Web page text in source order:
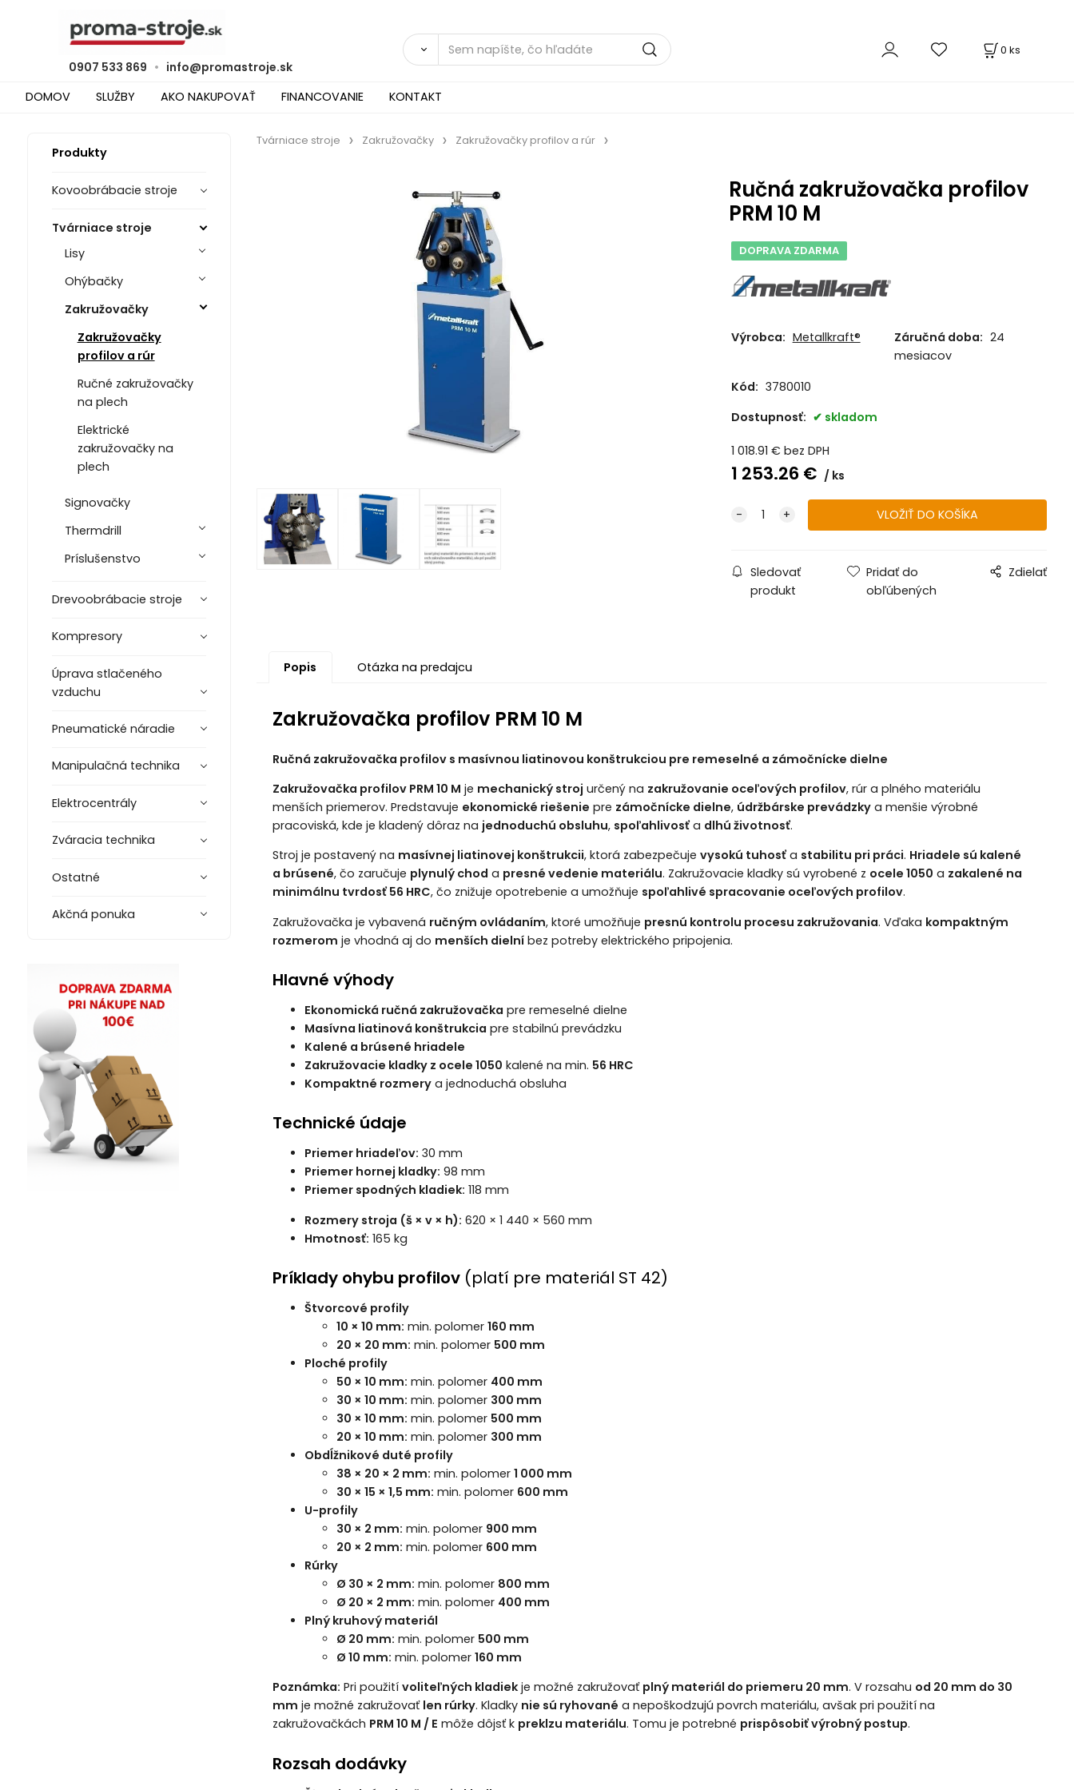
0907 533 869 • info@promastroje.sk
0 ks
DOMOV SLUŽBY AKO NAKUPOVAŤ FINANCOVANIE KONTAKT
Produkty
Kovoobrábacie stroje
Tvárniace stroje
Lisy
Ohýbačky
Zakružovačky
Zakružovačky
profilov a rúr
Ručné zakružovačky
na plech
Elektrické
zakružovačky na
plech
Signovačky
Thermdrill
Príslušenstvo
Drevoobrábacie stroje
Kompresory
Úprava stlačeného
vzduchu
Pneumatické náradie
Manipulačná technika
Elektrocentrály
Zváracia technika
Ostatné
Akčná ponuka
Tvárniace stroje Zakružovačky Zakružovačky profilov a rúr
Ručná zakružovačka profilov
PRM 10 M
DOPRAVA ZDARMA
Výrobca: Metallkraft® Záručná doba: 24
mesiacov
Kód: 3780010
Dostupnosť:
skladom
1 018.91 € bez DPH
1 253.26 € ks
Sledovať
produkt
Pridať do
obľúbených
Zdielať
Popis Otázka na predajcu
Zakružovačka profilov PRM 10 M
Ručná zakružovačka profilov s masívnou liatinovou konštrukciou pre remeselné a zámočnícke dielne
Zakružovačka profilov PRM 10 M je mechanický stroj určený na zakružovanie oceľových profilov, rúr a plného materiálu
menších priemerov. Predstavuje ekonomické riešenie pre zámočnícke dielne, údržbárske prevádzkya menšie výrobné
pracoviská, kde je kladený dôraz na jednoduchú obsluhu, spoľahlivosťa dlhú životnosť.
Stroj je postavený na masívnej liatinovej konštrukcii, ktorá zabezpečuje vysokú tuhosťa stabilitu pri práci. Hriadele sú kalené
a brúsené, čo zaručuje plynulý chod a presné vedenie materiálu. Zakružovacie kladky sú vyrobené z ocele 1050 a zakalené na
minimálnu tvrdosť 56 HRC, čo znižuje opotrebenie a umožňuje spoľahlivé spracovanie oceľových profilov.
Zakružovačka je vybavená ručným ovládaním, ktoré umožňuje presnú kontrolu procesu zakružovania. Vďaka kompaktným
rozmerom je vhodná aj do menších dielníbez potreby elektrického pripojenia.
Hlavné výhody
Ekonomická ručná zakružovačka pre remeselné dielne
Masívna liatinová konštrukcia pre stabilnú prevádzku
Kalené a brúsené hriadele
Zakružovacie kladky z ocele 1050 kalené na min. 56 HRC
Kompaktné rozmerya jednoduchá obsluha
Technické údaje
Priemer hriadeľov: 30 mm
Priemer hornej kladky: 98 mm
Priemer spodných kladiek: 118 mm
Rozmery stroja (š × v × h): 620 × 1 440 × 560 mm
Hmotnosť: 165 kg
Príklady ohybu profilov (platí pre materiál ST 42)
Štvorcové profily
10 × 10 mm: min. polomer 160 mm
20 × 20 mm: min. polomer 500 mm
Ploché profily
50 × 10 mm: min. polomer 400 mm
30 × 10 mm: min. polomer 300 mm
30 × 10 mm: min. polomer 500 mm
20 × 10 mm: min. polomer 300 mm
Obdĺžnikové duté profily
38 × 20 × 2 mm: min. polomer 1 000 mm
30 × 15 × 1,5 mm: min. polomer 600 mm
U-profily
30 × 2 mm: min. polomer 900 mm
20 × 2 mm: min. polomer 600 mm
Rúrky
Ø 30 × 2 mm: min. polomer 800 mm
Ø 20 × 2 mm: min. polomer 400 mm
Plný kruhový materiál
Ø 20 mm: min. polomer 500 mm
Ø 10 mm: min. polomer 160 mm
Poznámka: Pri použití voliteľných kladiekje možné zakružovať plný materiál do priemeru 20 mm. V rozsahu od 20 mm do 30
mm je možné zakružovať len rúrky. Kladky nie sú ryhované a nepoškodzujú povrch materiálu, avšak pri použití na
zakružovačkách PRM 10 M / E môže dôjsť k preklzu materiálu. Tomu je potrebné prispôsobiť výrobný postup.
Rozsah dodávky